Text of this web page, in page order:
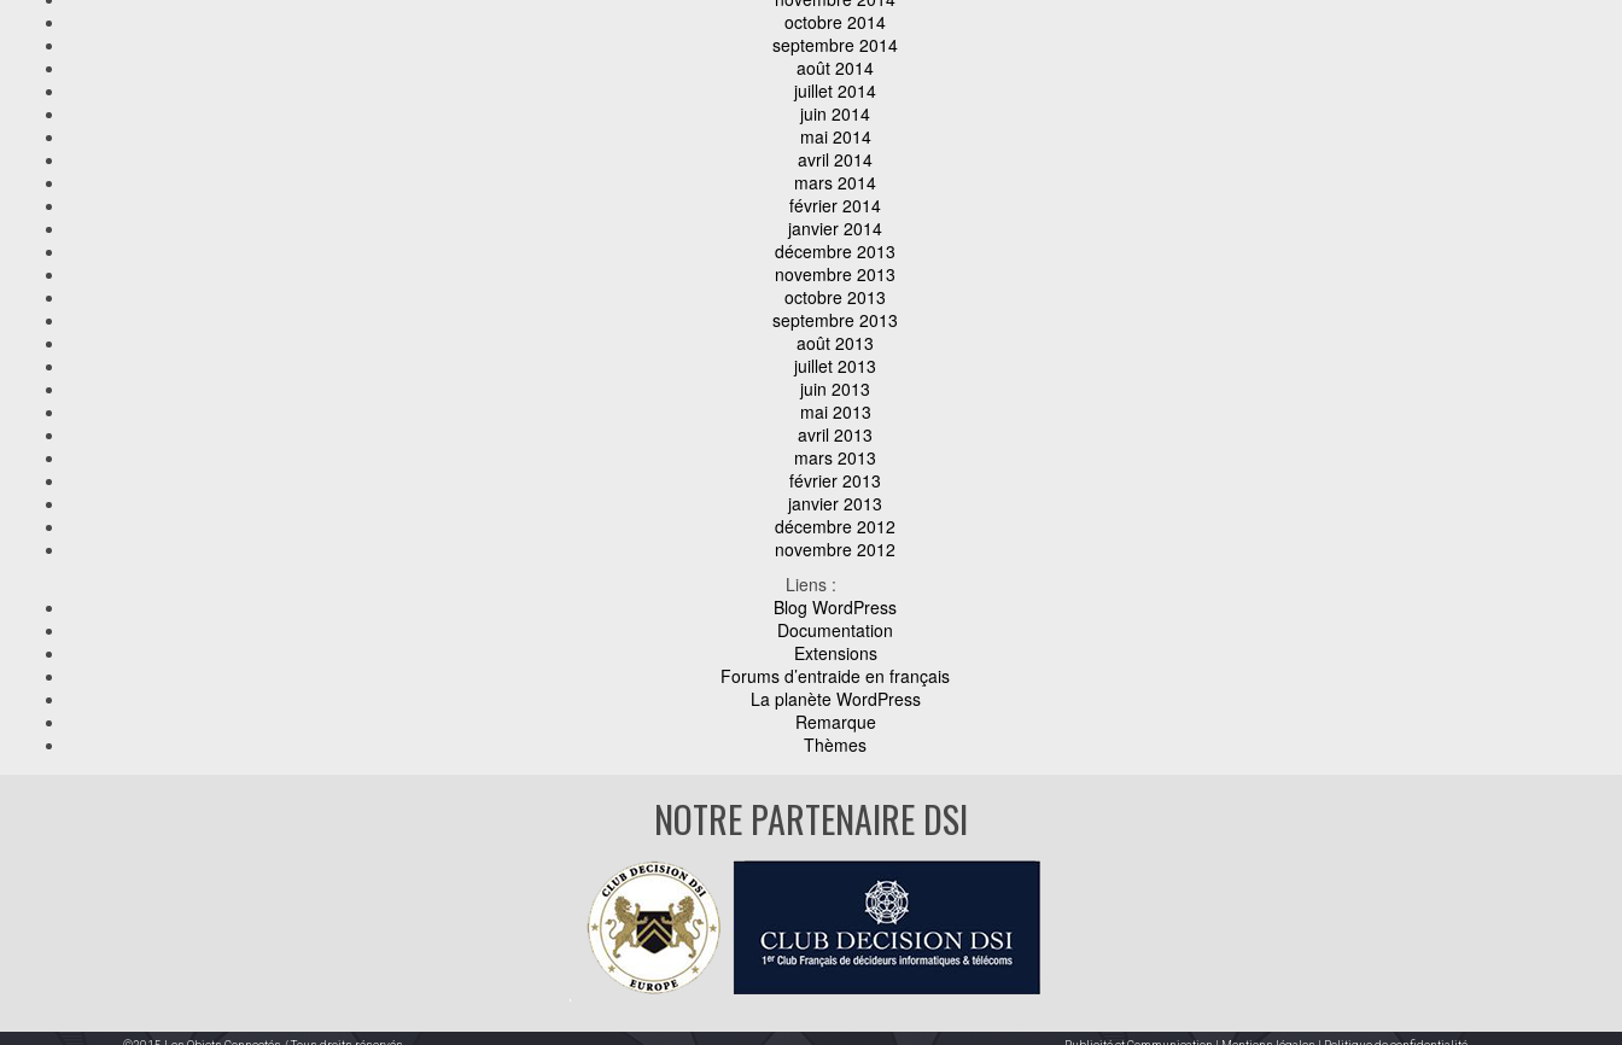
octobre 2014
septembre 2014
août 2014
juillet 2014
juin 2014
mai 2014
avril 2014
mars 2014
février 2014
janvier 2014
décembre 2013
novembre 2013
octobre 2013
septembre 2013
août 2013
juillet 2013
juin 2013
mai 2013
avril 2013
mars 2013
février 2013
janvier 2013
décembre 2012
novembre 2012
Liens :
Blog WordPress
Documentation
Extensions
Forums d’entraide en français
La planète WordPress
Remarque
Thèmes
NOTRE PARTENAIRE DSI